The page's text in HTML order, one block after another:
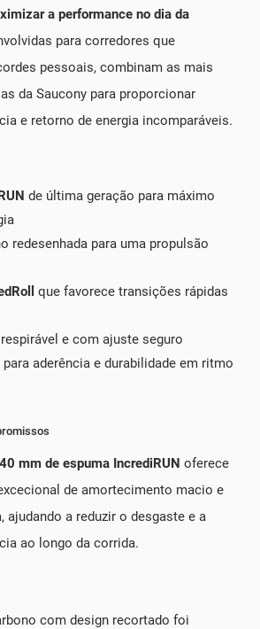
a performance no dia da
para corredores que
pessoais, combinam as mais
da Saucony para proporcionar
e retorno de energia incomparáveis.
de última geração para máximo
redesenhada para uma propulsão
que favorece transições rápidas
e com ajuste seguro
para aderência e durabilidade em ritmo
40 mm de espuma IncrediRUN oferece
de amortecimento macio e
ajudando a reduzir o desgaste e a
ao longo da corrida.
com design recortado foi